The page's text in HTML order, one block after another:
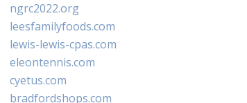
ngrc2022.org
leesfamilyfoods.com
lewis-lewis-cpas.com
eleontennis.com
cyetus.com
bradfordshops.com